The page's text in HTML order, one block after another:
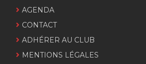
AGENDA
CONTACT
ADHÉRER AU CLUB
MENTIONS LÉGALES